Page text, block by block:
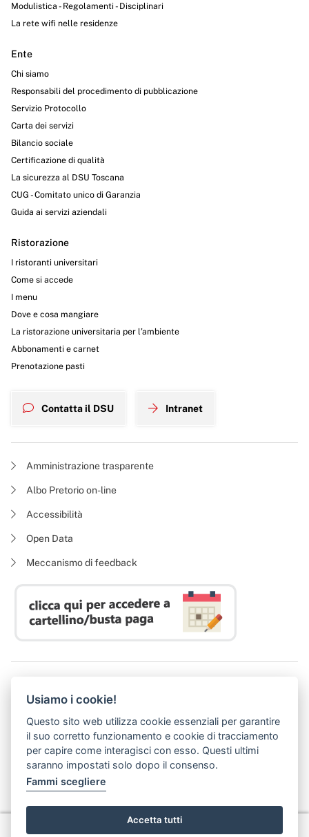
Modulistica - Regolamenti - Disciplinari
La rete wifi nelle residenze
Ente
Chi siamo
Responsabili del procedimento di pubblicazione
Servizio Protocollo
Carta dei servizi
Bilancio sociale
Certificazione di qualità
La sicurezza al DSU Toscana
CUG - Comitato unico di Garanzia
Guida ai servizi aziendali
Ristorazione
I ristoranti universitari
Come si accede
I menu
Dove e cosa mangiare
La ristorazione universitaria per l’ambiente
Abbonamenti e carnet
Prenotazione pasti
Contatta il DSU Intranet
Amministrazione trasparente
Albo Pretorio on-line
Accessibilità
Open Data
Meccanismo di feedback
P. I. 05913670484 | C. F. 94164020482
(abilitato alla ricezione di soli messaggi di posta elettronica certificata)
Usiamo i cookie!
Questo sito web utilizza cookie essenziali per garantire
il suo corretto funzionamento e cookie di tracciamento
per capire come interagisci con esso. Questi ultimi
saranno impostati solo dopo il consenso.
Fammi scegliere
Accetta tutti